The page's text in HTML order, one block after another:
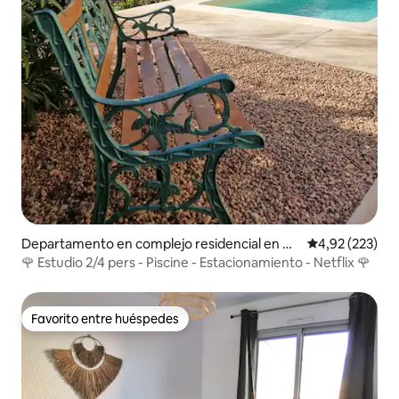
Departamento en complejo residencial en Nî
mes
Calificación
4,92 (223)
🌹 Estudio 2/4 pers - Piscine - Estacionamiento - Netflix 🌹
Favorito entre huéspedes
Favorito entre huéspedes